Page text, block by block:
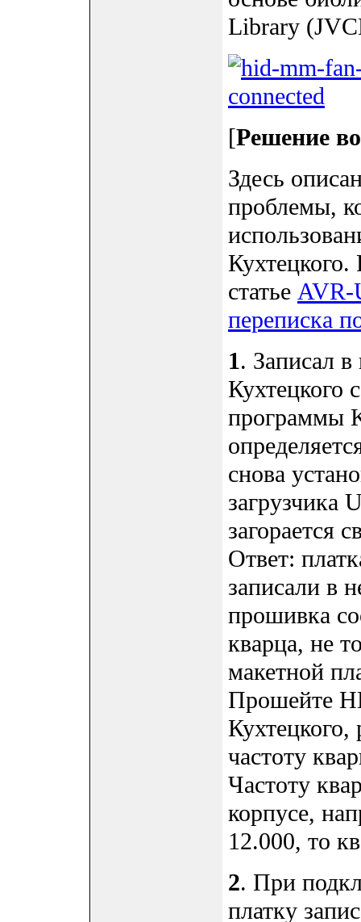
Library
[Решение
Здесь
проблемы,
статье AVR-
переписка
1. Записал
Кухтецкого
программы
снова
загрузчика
загорается
Ответ:
записали в
прошивка
кварца, не
макетной
Прошейте
частоту
Частоту
корпусе,
12.000, то
2. При
платку